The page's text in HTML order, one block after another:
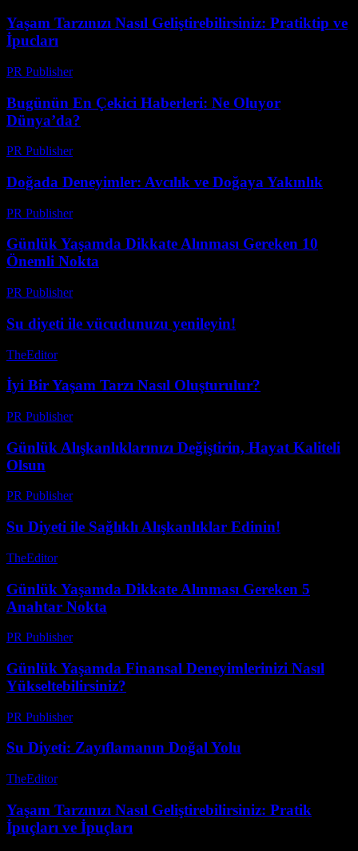
Yaşam Tarzınızı Nasıl Geliştirebilirsiniz: Pratiktip ve
İpucları
PR Publisher-
Bugünün En Çekici Haberleri: Ne Oluyor
Dünya’da?
PR Publisher-
Doğada Deneyimler: Avcılık ve Doğaya Yakınlık
PR Publisher-
Günlük Yaşamda Dikkate Alınması Gereken 10
Önemli Nokta
PR Publisher-
Su diyeti ile vücudunuzu yenileyin!
TheEditor-
İyi Bir Yaşam Tarzı Nasıl Oluşturulur?
PR Publisher-
Günlük Alışkanlıklarınızı Değiştirin, Hayat Kaliteli
Olsun
PR Publisher-
Su Diyeti ile Sağlıklı Alışkanlıklar Edinin!
TheEditor-
Günlük Yaşamda Dikkate Alınması Gereken 5
Anahtar Nokta
PR Publisher-
Günlük Yaşamda Finansal Deneyimlerinizi Nasıl
Yükseltebilirsiniz?
PR Publisher-
Su Diyeti: Zayıflamanın Doğal Yolu
TheEditor-
Yaşam Tarzınızı Nasıl Geliştirebilirsiniz: Pratik
İpuçları ve İpuçları